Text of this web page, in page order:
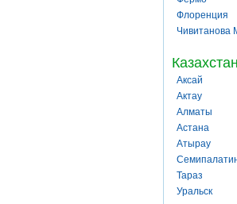
Флоренция
Чивитанова
Казахстан
Аксай
Актау
Алматы
Астана
Атырау
Тараз
Уральск